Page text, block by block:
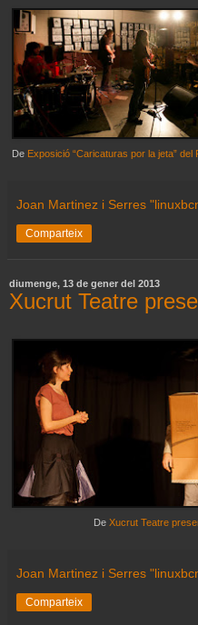
De Exposició “Caricaturas por la jeta”
Joan Martinez i Serres
Comparteix
diumenge, 13 de gener del 2013
Xucrut Teatre
De Xucrut Teatre
Joan Martinez i Serres
Comparteix